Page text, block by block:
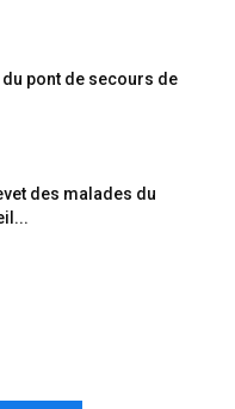
pont de secours de
des malades du